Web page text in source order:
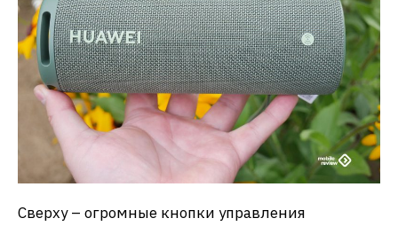
Сверху – огромные кнопки управления